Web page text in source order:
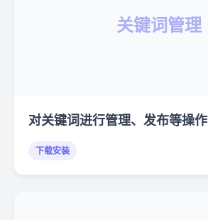
关键词管理
对关键词进行管理、发布等操作
下载安装